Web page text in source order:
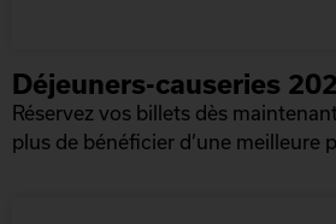
Déjeuners-causeries
Réservez vos billets dès
plus de bénéficier d’une meilleure